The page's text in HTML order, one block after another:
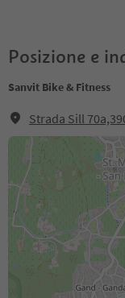
Posizione e
Sanvit Bike & Fitness
Strada Sill